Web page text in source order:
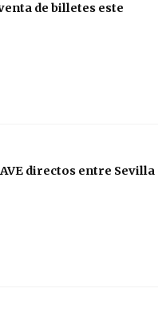
de billetes este
directos entre Sevilla